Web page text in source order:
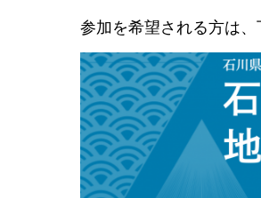
参加を希望される方は